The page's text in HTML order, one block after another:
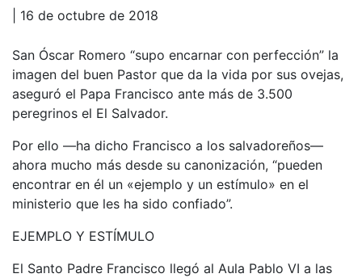
| 16 de octubre de 2018
San Óscar Romero “supo encarnar con perfección” la
imagen del buen Pastor que da la vida por sus ovejas,
aseguró el Papa Francisco ante más de 3.500
peregrinos el El Salvador.
Por ello —ha dicho Francisco a los salvadoreños—
ahora mucho más desde su canonización, “pueden
encontrar en él un «ejemplo y un estímulo» en el
ministerio que les ha sido confiado”.
EJEMPLO Y ESTÍMULO
El Santo Padre Francisco llegó al Aula Pablo VI a las